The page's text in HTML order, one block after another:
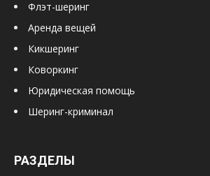
Флэт-шеринг
Аренда вещей
Кикшеринг
Коворкинг
Юридическая помощь
Шеринг-криминал
РАЗДЕЛЫ